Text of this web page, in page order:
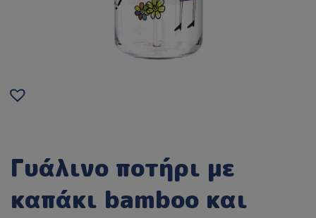
Γυάλινο ποτήρι με
καπάκι bamboo και